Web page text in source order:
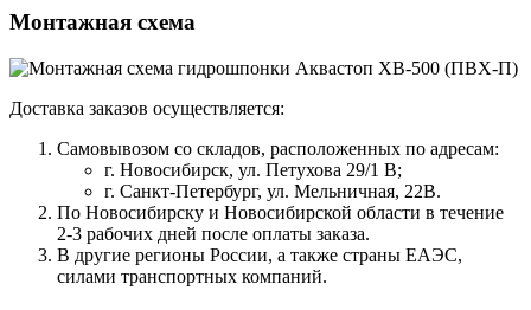
Монтажная схема
Доставка заказов осуществляется:
Самовывозом со складов, расположенных по адресам:
г. Новосибирск, ул. Петухова 29/1 В;
г. Санкт-Петербург, ул. Мельничная, 22В.
По Новосибирску и Новосибирской области в течение
2-3 рабочих дней после оплаты заказа.
В другие регионы России, а также страны ЕАЭС,
силами транспортных компаний.